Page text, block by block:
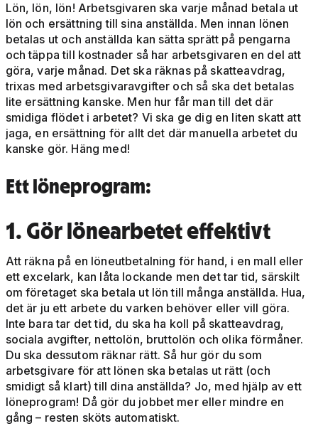
Lön, lön, lön! Arbetsgivaren ska varje månad betala ut
lön och ersättning till sina anställda. Men innan lönen
betalas ut och anställda kan sätta sprätt på pengarna
och täppa till kostnader så har arbetsgivaren en del att
göra, varje månad. Det ska räknas på skatteavdrag,
trixas med arbetsgivaravgifter och så ska det betalas
lite ersättning kanske. Men hur får man till det där
smidiga flödet i arbetet? Vi ska ge dig en liten skatt att
jaga, en ersättning för allt det där manuella arbetet du
kanske gör. Häng med!
Ett löneprogram:
1. Gör lönearbetet effektivt
Att räkna på en löneutbetalning för hand, i en mall eller
ett excelark, kan låta lockande men det tar tid, särskilt
om företaget ska betala ut lön till många anställda. Hua,
det är ju ett arbete du varken behöver eller vill göra.
Inte bara tar det tid, du ska ha koll på skatteavdrag,
sociala avgifter, nettolön, bruttolön och olika förmåner.
Du ska dessutom räknar rätt. Så hur gör du som
arbetsgivare för att lönen ska betalas ut rätt (och
smidigt så klart) till dina anställda? Jo, med hjälp av ett
löneprogram! Då gör du jobbet mer eller mindre en
gång – resten sköts automatiskt.